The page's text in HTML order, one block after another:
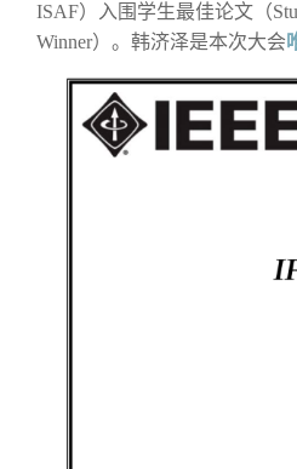
ISAF）入围学生最佳论文（
Winner）。韩济泽是本次大会